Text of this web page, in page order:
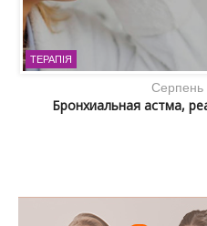
ТЕРАПІЯ
Серпень
Бронхиальная астма,